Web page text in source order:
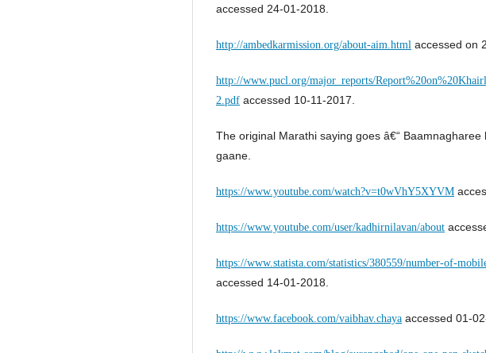
accessed 24-01-2018.
http://ambedkarmission.org/about-aim.html accessed on
http://www.pucl.org/major_reports/
2.pdf accessed 10-11-2017.
The original Marathi saying goes â€“
gaane.
https://www.youtube.com/watch?v=t0wVhY5XYVM
https://www.youtube.com/user/kadhirnilavan/about
https://www.statista.com/statistics/380559/number-of-
accessed 14-01-2018.
https://www.facebook.com/vaibhav.chaya accessed 01-